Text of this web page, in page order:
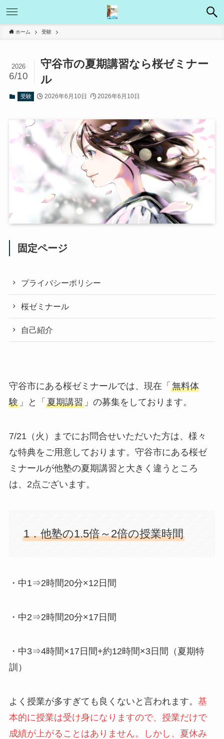
ホーム 受験
守谷市の夏期講習なら桜ゼミナー
ル
2026
6/10
受験 2026年6月10日 2026年6月10日
固定ページ
プライバシーポリシー
桜ゼミナール
自己紹介
守谷市にある桜ゼミナールでは、現在「 無料体
験」と「 夏期講習」の募集をしております。
7/21（火）までにお問合せいただいた方は、様々
な特典をご用意しております。守谷市にある桜ゼ
ミナールが他塾の夏期講習と大きく違うところ
は、2点ございます。
1．他塾の1.5倍～2倍の授業時間
・中1⇒2時間20分×12日間
・中2⇒2時間20分×17日間
・中3⇒4時間×17日間+約12時間×3日間（夏期特
訓）
よく授業が多すぎても良くないと言われます。 基
本的に授業は受け身になりますので、授業だけで
成績が上がることはありません。しかし、夏休み